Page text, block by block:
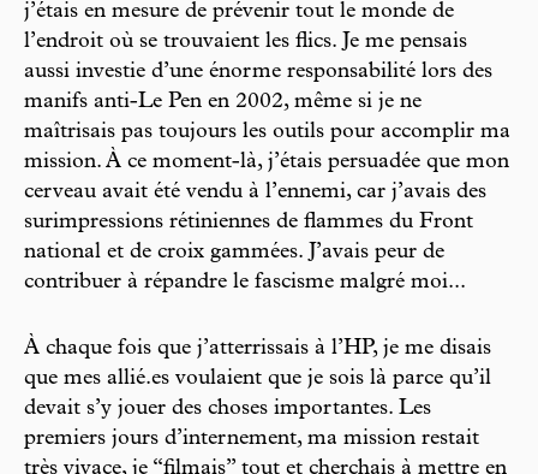
j’étais en mesure de prévenir tout le monde de
l’endroit où se trouvaient les flics. Je me pensais
aussi investie d’une énorme responsabilité lors des
manifs anti-Le Pen en 2002, même si je ne
maîtrisais pas toujours les outils pour accomplir ma
mission. À ce moment-là, j’étais persuadée que mon
cerveau avait été vendu à l’ennemi, car j’avais des
surimpressions rétiniennes de flammes du Front
national et de croix gammées. J’avais peur de
contribuer à répandre le fascisme malgré moi...
À chaque fois que j’atterrissais à l’HP, je me disais
que mes allié.es voulaient que je sois là parce qu’il
devait s’y jouer des choses importantes. Les
premiers jours d’internement, ma mission restait
très vivace, je “filmais” tout et cherchais à mettre en